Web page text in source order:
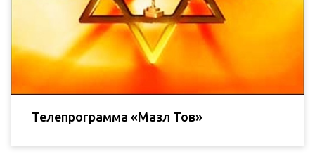
Телепрограмма «Мазл Тов»